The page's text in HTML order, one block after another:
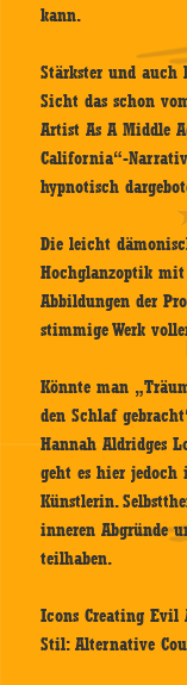
kann.
Stärkster und auch
Sicht das schon
Artist As A Middle
California“-
hypnotisch
Die leicht
Hochglanzoptik
Abbildungen der
stimmige Werk
Könnte man
den Schlaf
Hannah Aldridges
geht es hier jedoch
Künstlerin.
inneren Abgründe
teilhaben.
Icons Creating Evil
Stil: Alternative